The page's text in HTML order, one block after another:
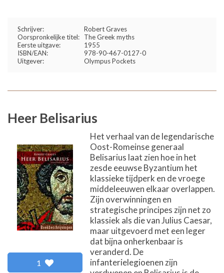
Schrijver:
Robert Graves
Oorspronkelijke titel:
The Greek myths
Eerste uitgave:
1955
ISBN/EAN:
978-90-467-0127-0
Uitgever:
Olympus Pockets
Heer Belisarius
1
Het verhaal van de legendarische
Oost-Romeinse generaal
Belisarius laat zien hoe in het
zesde eeuwse Byzantium het
klassieke tijdperk en de vroege
middeleeuwen elkaar overlappen.
Zijn overwinningen en
strategische principes zijn net zo
klassiek als die van Julius Caesar,
maar uitgevoerd met een leger
dat bijna onherkenbaar is
veranderd. De
infanterielegioenen zijn